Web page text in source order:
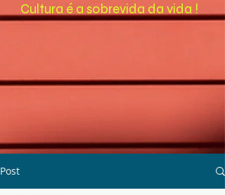
Cultura é a sobrevida da vida !
Post